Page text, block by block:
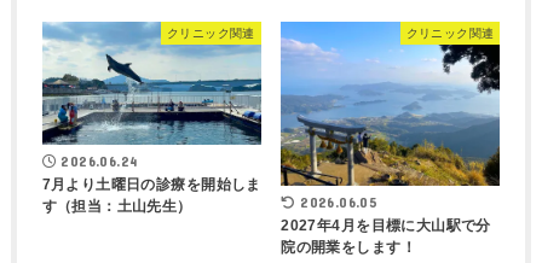
クリニック関連
2026.06.24
7月より土曜日の診療を開始しま
す（担当：土山先生）
クリニック関連
2026.06.05
2027年4月を目標に大山駅で分
院の開業をします！